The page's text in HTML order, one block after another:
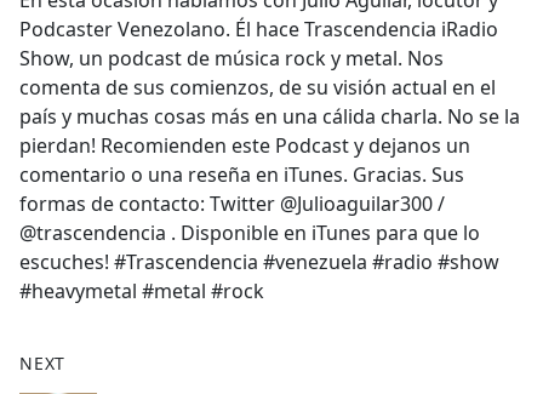
b
o
o
k
Podcaster Venezolano. Él hace Trascendencia iRadio
Show, un podcast de música rock y metal. Nos
comenta de sus comienzos, de su visión actual en el
país y muchas cosas más en una cálida charla. No se la
pierdan! Recomienden este Podcast y dejanos un
comentario o una reseña en iTunes. Gracias. Sus
formas de contacto: Twitter @Julioaguilar300 /
@trascendencia . Disponible en iTunes para que lo
escuches! #Trascendencia #venezuela #radio #show
#heavymetal #metal #rock
NEXT